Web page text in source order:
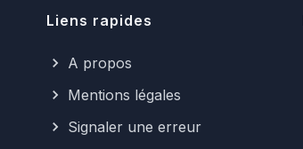
Liens rapides
A propos
Mentions légales
Signaler une erreur